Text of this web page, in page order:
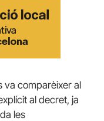
va comparèixer al
al decret, ja
les